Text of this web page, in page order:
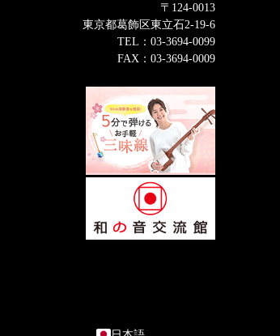
〒124-0013
東京都葛飾区東立石2-19-6
TEL：03-3694-0099
FAX：03-3694-0009